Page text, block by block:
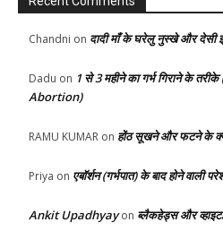
Chandni on दादी माँ के घरेलु नुस्खे और देसी
Dadu on 1 से 3 महीने का गर्भ गिराने के
Abortion)
RAMU KUMAR on होंठ सूखने और फटने के
Priya on एबॉर्शन (गर्भपात) के बाद होने वाली
Ankit Upadhyayon ब्लैकहेड्स और